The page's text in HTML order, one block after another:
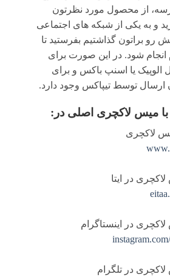
از محصول مورد نظرتون
و به یکی از شبکه های اجتماعی
رو براتون گذاشتیم بفرستید تا
انجام شود. در این صورت برای
الوپیک یا اسنپ باکس و برای
ارسال توسط تیپاکس وجود دارد.
میس لاکچری اصلی در:
لاکچری
در ایتا
در اینستاگرام
در تلگرام